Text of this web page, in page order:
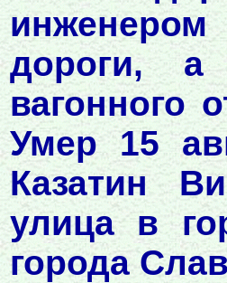
дороги, а
вагонного
Умер 15
Казатин
улица в
города